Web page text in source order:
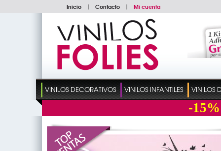
Inicio | Contacto | Mi cuenta
VINILOS DECORATIVOS VINILOS INFANTILES VINILOS
-15%